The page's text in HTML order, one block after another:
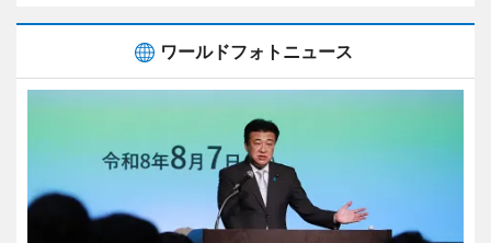
ワールドフォトニュース